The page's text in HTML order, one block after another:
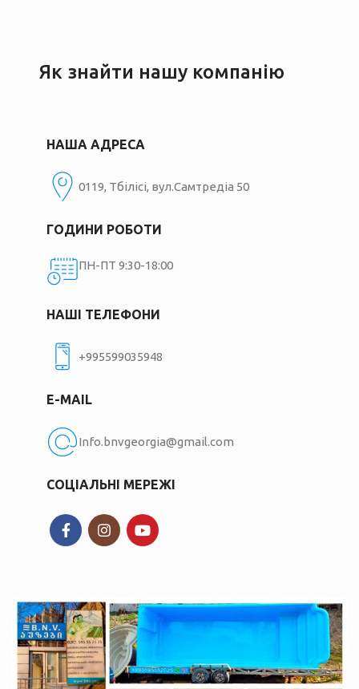
Як знайти нашу компанію
НАША АДРЕСА
0119, Тбілісі, вул.Самтредіа 50
ГОДИНИ РОБОТИ
ПН-ПТ 9:30-18:00
НАШІ ТЕЛЕФОНИ
+995599035948
E-MAIL
Info.bnvgeorgia@gmail.com
СОЦІАЛЬНІ МЕРЕЖІ